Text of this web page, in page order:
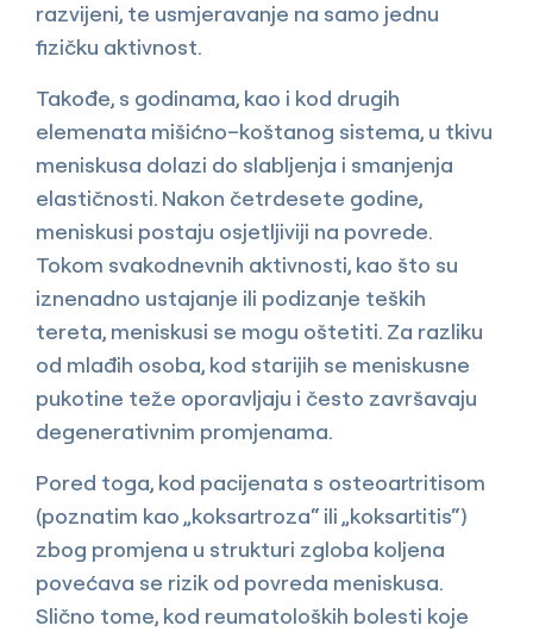
razvijeni, te usmjeravanje na samo jednu
fizičku aktivnost.
Takođe, s godinama, kao i kod drugih
elemenata mišićno–koštanog sistema, u tkivu
meniskusa dolazi do slabljenja i smanjenja
elastičnosti. Nakon četrdesete godine,
meniskusi postaju osjetljiviji na povrede.
Tokom svakodnevnih aktivnosti, kao što su
iznenadno ustajanje ili podizanje teških
tereta, meniskusi se mogu oštetiti. Za razliku
od mlađih osoba, kod starijih se meniskusne
pukotine teže oporavljaju i često završavaju
degenerativnim promjenama.
Pored toga, kod pacijenata s osteoartritisom
(poznatim kao „koksartroza“ ili „koksartitis“)
zbog promjena u strukturi zgloba koljena
povećava se rizik od povreda meniskusa.
Slično tome, kod reumatoloških bolesti koje